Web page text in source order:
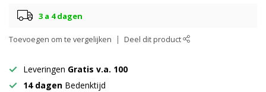
3 a 4 dagen
Toevoegen om te vergelijken Deel dit product
Leveringen Gratis v.a. 100
14 dagen Bedenktijd